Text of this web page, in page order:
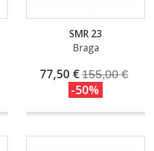
SMR 23
Braga
77,50 €155,00 €
-50%